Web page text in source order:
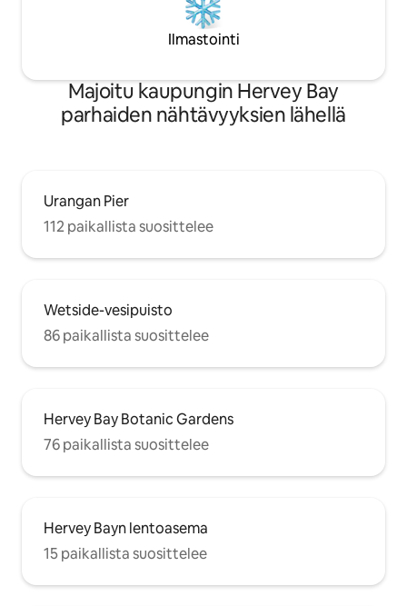
Ilmastointi
Majoitu kaupungin Hervey Bay
parhaiden nähtävyyksien lähellä
Urangan Pier
112 paikallista suosittelee
Wetside-vesipuisto
86 paikallista suosittelee
Hervey Bay Botanic Gardens
76 paikallista suosittelee
Hervey Bayn lentoasema
15 paikallista suosittelee